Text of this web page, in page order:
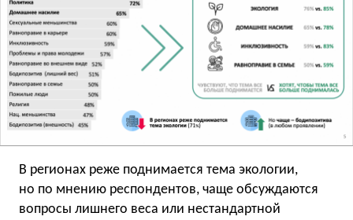
В регионах реже поднимается тема экологии,
но по мнению респондентов, чаще обсуждаются
вопросы лишнего веса или нестандартной